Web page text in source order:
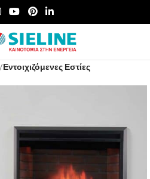
Εντοιχιζόμενες Εστίες